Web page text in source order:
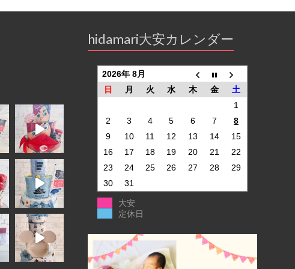
hidamari大安カレンダー
2026年 8月
日
月 火 水 木 金
土
1
2
3 4 5 6 7
8
9
10 11 12 13 14
15
16
17 18 19 20 21
22
23
24 25 26 27 28
29
30
31
大安
定休日